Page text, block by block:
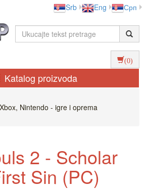
Srb Eng Срп
(0)
Katalog proizvoda
Nintendo - igre i oprema
2 - Scholar
Sin (PC)